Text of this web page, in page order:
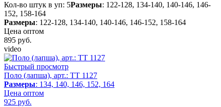
Кол-во штук в уп: 5Размеры: 122-128, 134-140, 140-146, 146-
152, 158-164
Размеры: 122-128, 134-140, 140-146, 146-152, 158-164
Цена оптом
895 руб.
video
Быстрый просмотр
Поло (лапша), арт.: TT 1127
Размеры: 134, 140, 146, 152, 164
Цена оптом
925 руб.